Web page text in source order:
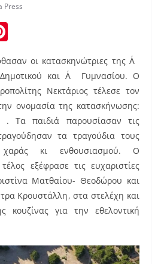
Press
er
e
st
οι κατασκηνώτριες της Α΄
και Α΄ Γυμνασίου. Ο
Νεκτάριος τέλεσε τον
ονομασία της κατασκήνωσης:
. Τα παιδιά παρουσίασαν τις
τα τραγούδια τους
κι ενθουσιασμού. Ο
εξέφρασε τις ευχαριστίες
Ματθαίου- Θεοδώρου και
Κρουστάλλη, στα στελέχη και
κουζίνας για την εθελοντική